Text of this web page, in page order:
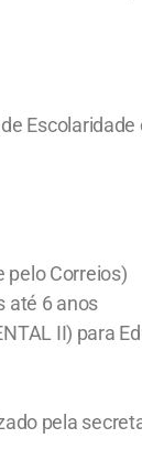
pelo Correios)
até 6 anos
II) para
pela